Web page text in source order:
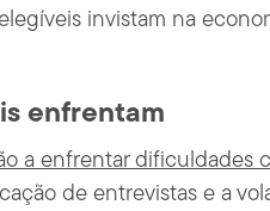
invistam na
enfrentam
a enfrentar dificuldades
de entrevistas e a